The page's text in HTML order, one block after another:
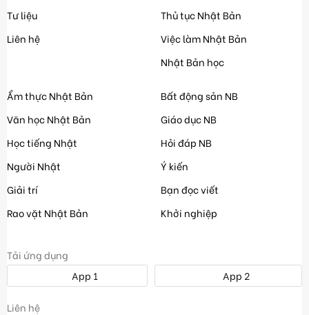
Tư liệu
Liên hệ
Thủ tục Nhật Bản
Việc làm Nhật Bản
Nhật Bản học
Ẩm thực Nhật Bản
Văn học Nhật Bản
Học tiếng Nhật
Người Nhật
Giải trí
Rao vặt Nhật Bản
Bất động sản NB
Giáo dục NB
Hỏi đáp NB
Ý kiến
Bạn đọc viết
Khởi nghiệp
Tải ứng dụng
App 1
App 2
Liên hệ